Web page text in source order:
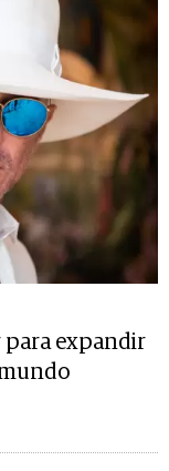
para expandir